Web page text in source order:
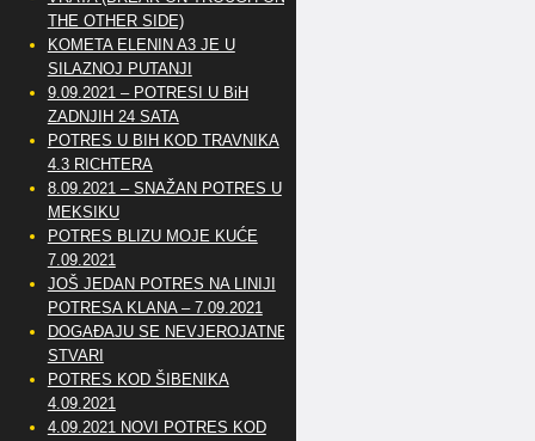
THE OTHER SIDE)
KOMETA ELENIN A3 JE U
SILAZNOJ PUTANJI
9.09.2021 – POTRESI U BiH
ZADNJIH 24 SATA
POTRES U BIH KOD TRAVNIKA
4.3 RICHTERA
8.09.2021 – SNAŽAN POTRES U
MEKSIKU
POTRES BLIZU MOJE KUĆE
7.09.2021
JOŠ JEDAN POTRES NA LINIJI
POTRESA KLANA – 7.09.2021
DOGAĐAJU SE NEVJEROJATNE
STVARI
POTRES KOD ŠIBENIKA
4.09.2021
4.09.2021 NOVI POTRES KOD